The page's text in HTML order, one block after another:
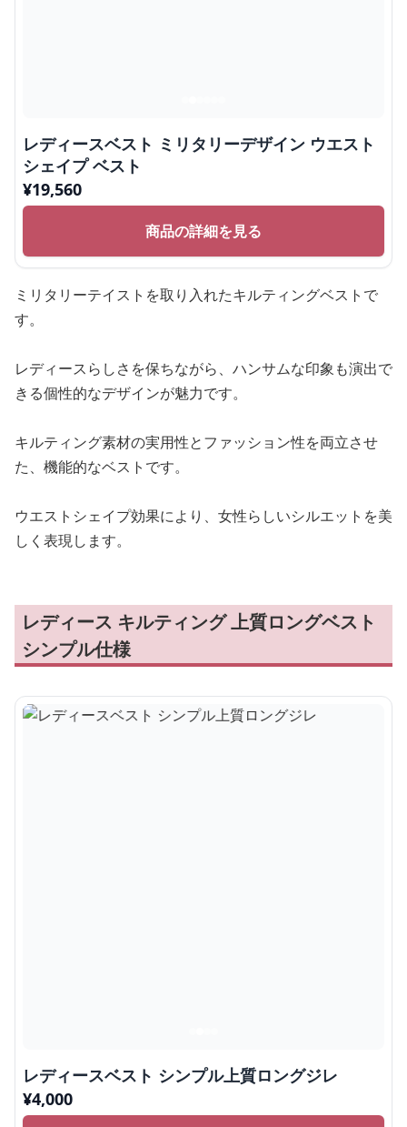
レディースベスト ミリタリーデザイン ウエスト
シェイプ ベスト
¥19,560
商品の詳細を見る
ミリタリーテイストを取り入れたキルティングベストで
す。
レディースらしさを保ちながら、ハンサムな印象も演出で
きる個性的なデザインが魅力です。
キルティング素材の実用性とファッション性を両立させ
た、機能的なベストです。
ウエストシェイプ効果により、女性らしいシルエットを美
しく表現します。
レディース キルティング 上質ロングベスト
シンプル仕様
レディースベスト シンプル上質ロングジレ
¥4,000